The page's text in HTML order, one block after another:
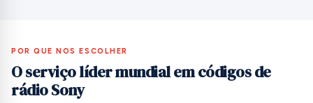
POR QUE NOS ESCOLHER
O serviço líder mundial em códigos de
rádio Sony